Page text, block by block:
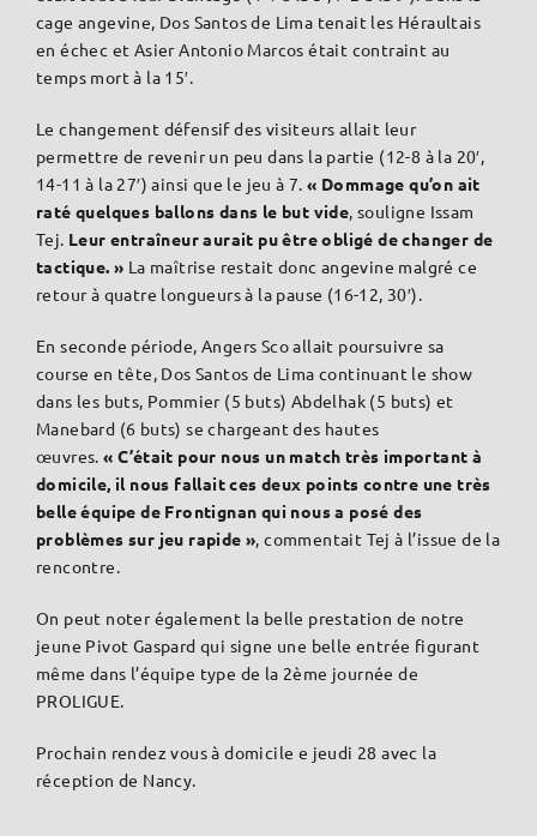
cage angevine, Dos Santos de Lima tenait les Héraultais
en échec et Asier Antonio Marcos était contraint au
temps mort à la 15′.
Le changement défensif des visiteurs allait leur
permettre de revenir un peu dans la partie (12-8 à la 20′,
14-11 à la 27′) ainsi que le jeu à 7.« Dommage qu’on ait
raté quelques ballons dans le but vide, souligne Issam
Tej. Leur entraîneur aurait pu être obligé de changer de
tactique. » La maîtrise restait donc angevine malgré ce
retour à quatre longueurs à la pause (16-12, 30′).
En seconde période, Angers Sco allait poursuivre sa
course en tête, Dos Santos de Lima continuant le show
dans les buts, Pommier (5 buts) Abdelhak (5 buts) et
Manebard (6 buts) se chargeant des hautes
œuvres.« C’était pour nous un match très important à
domicile, il nous fallait ces deux points contre une très
belle équipe de Frontignan qui nous a posé des
problèmes sur jeu rapide », commentait Tej à l’issue de la
rencontre.
On peut noter également la belle prestation de notre
jeune Pivot Gaspard qui signe une belle entrée figurant
même dans l’équipe type de la 2ème journée de
PROLIGUE.
Prochain rendez vous à domicile e jeudi 28 avec la
réception de Nancy.